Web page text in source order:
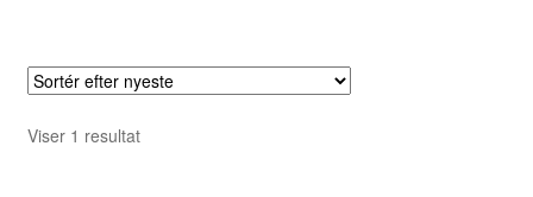
Viser 1 resultat